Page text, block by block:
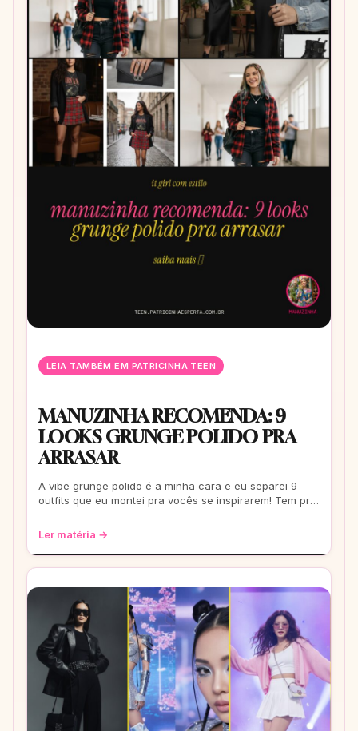
LEIA TAMBÉM EM PATRICINHA TEEN
MANUZINHA RECOMENDA: 9
LOOKS GRUNGE POLIDO PRA
ARRASAR
A vibe grunge polido é a minha cara e eu separei 9
outfits que eu montei pra vocês se inspirarem! Tem pra
Ler matéria →